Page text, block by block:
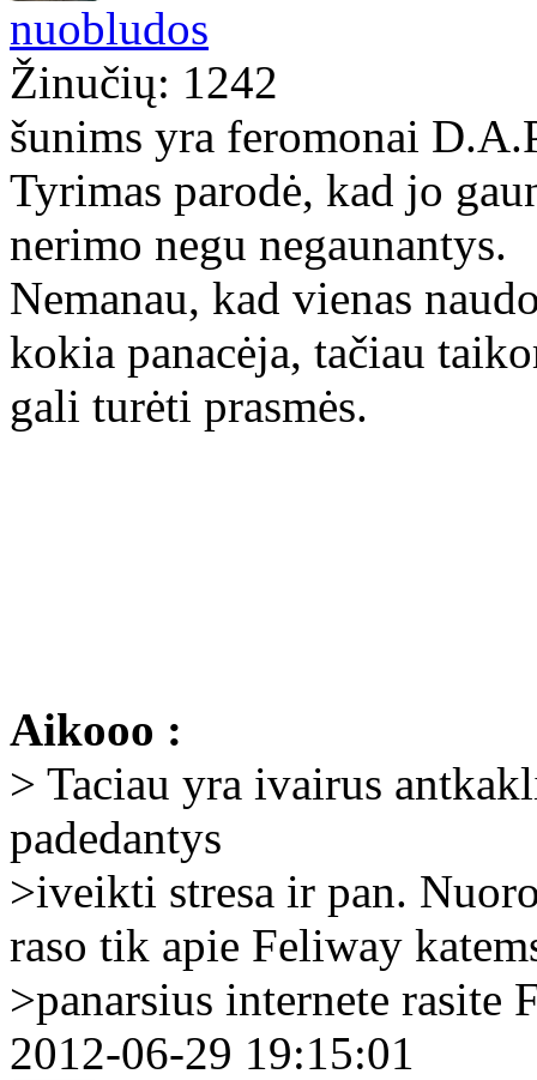
nuobludos
Žinučių: 1242
šunims yra feromonai
Tyrimas parodė, kad jo
nerimo negu negaunantys.
Nemanau, kad vienas
kokia panacėja, tačiau
gali turėti prasmės.
Aikooo :
> Taciau yra ivairus
padedantys
>iveikti stresa ir pan.
raso tik apie Feliway
>panarsius internete rasite
2012-06-29 19:15:01